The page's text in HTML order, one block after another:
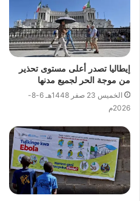
إيطاليا تصدر أعلى مستوى تحذير
من موجة الحر لجميع مدنها
الخميس 23 صفر 1448هـ 6-8-
2026م